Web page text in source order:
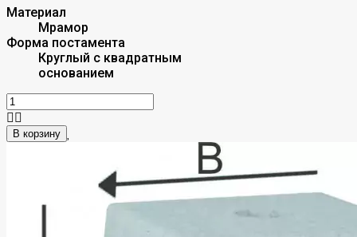
Материал
Мрамор
Форма постамента
Круглый с квадратным
основанием
В корзину